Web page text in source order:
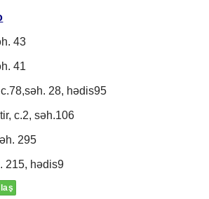
43
41
28, hədis95
c.2, səh.106
295
215, hədis9